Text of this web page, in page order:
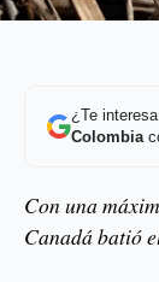
¿Te
Colombia
Con una
Canadá batió